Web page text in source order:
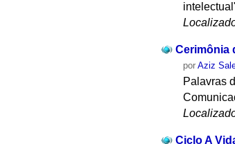
Cerimônia
porAziz
Palavras
Ciclo A